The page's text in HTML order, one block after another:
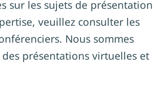
sur les sujets de présentation
veuillez consulter les
Nous sommes
présentations virtuelles et